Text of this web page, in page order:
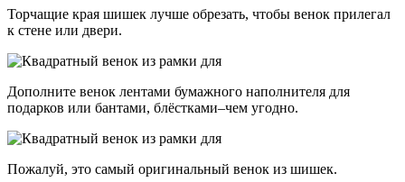
Торчащие края шишек лучше обрезать, чтобы венок прилегал
к стене или двери.
Дополните венок лентами бумажного наполнителя для
подарков или бантами, блёстками–чем угодно.
Пожалуй, это самый оригинальный венок из шишек.